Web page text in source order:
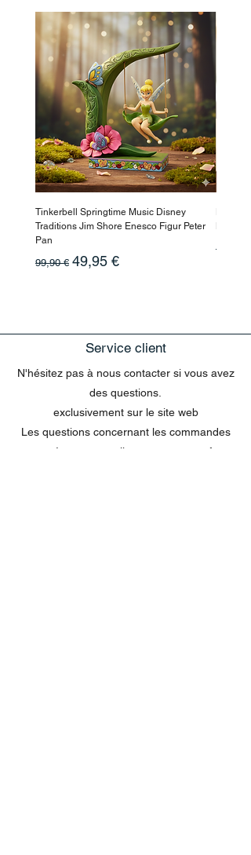
Tinkerbell Springtime Music Disney
Traditions Jim Shore Enesco Figur Peter
Pan
Prix original
99,90 € Prix promotionnel
49,95 €
Prix
10,90 €
Service client
N'hésitez pas à nous contacter si vous avez
des questions.
exclusivement sur le site web
Les questions concernant les commandes
envoyées par e-mail ne peuvent pas être